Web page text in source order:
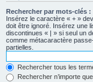
Rechercher par mots-clés :
Insérez le caractère « + »
doit être ignoré. Insérez une
discontinues « | » si seul un
comme métacaractère
partielles.
Rechercher tous les
Rechercher n’importe